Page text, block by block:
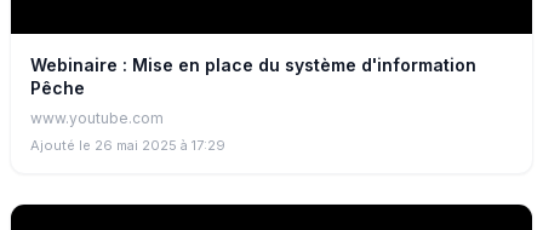
Webinaire : Mise en place du système d'information
Pêche
www.youtube.com
Ajouté le 26 mai 2025 à 17:29